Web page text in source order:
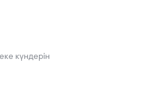
күндерін